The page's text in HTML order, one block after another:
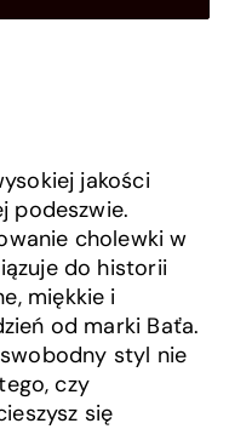
jakości
podeszwie.
cholewki w
do historii
miękkie i
od marki Baťa.
styl nie
czy
się